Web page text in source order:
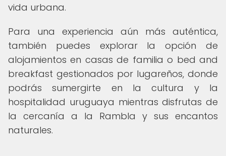
vida urbana.
Para una experiencia aún más auténtica,
también puedes explorar la opción de
alojamientos en casas de familia o bed and
breakfast gestionados por lugareños, donde
podrás sumergirte en la cultura y la
hospitalidad uruguaya mientras disfrutas de
la cercanía a la Rambla y sus encantos
naturales.